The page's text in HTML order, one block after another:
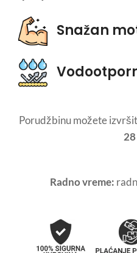
Snažan
Porudžbinu možete
Radno vreme: